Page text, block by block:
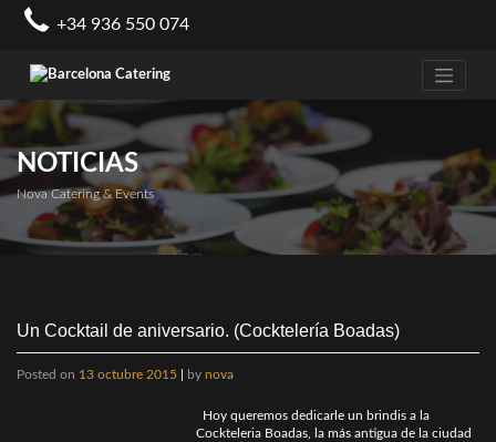
+34 936 550 074
NOTICIAS
Nova Catering & Events
Un Cocktail de aniversario. (Cocktelería Boadas)
Posted on 13 octubre 2015 by nova
Hoy queremos dedicarle un brindis a la
Cockteleria Boadas, la más antigua de la ciudad